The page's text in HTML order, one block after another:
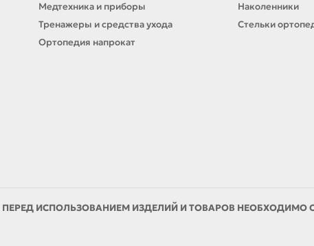
Медтехника и приборы
Тренажеры и средства ухода
Ортопедия напрокат
Наколенники
Стельки
ИСПОЛЬЗОВАНИЕМ ИЗДЕЛИЙ И ТОВАРОВ НЕОБХОДИМО